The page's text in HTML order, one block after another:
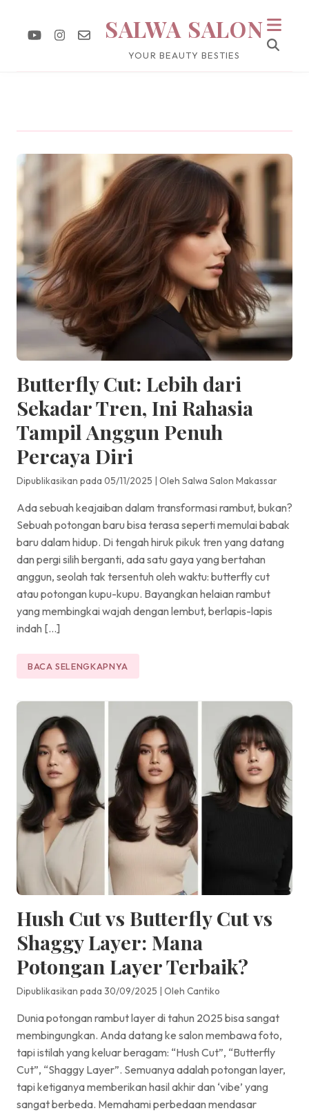
SALWA SALON
YOUR BEAUTY BESTIES
Butterfly Cut: Lebih dari
Sekadar Tren, Ini Rahasia
Tampil Anggun Penuh
Percaya Diri
Dipublikasikan pada 05/11/2025 | Oleh Salwa Salon Makassar
Ada sebuah keajaiban dalam transformasi rambut, bukan?
Sebuah potongan baru bisa terasa seperti memulai babak
baru dalam hidup. Di tengah hiruk pikuk tren yang datang
dan pergi silih berganti, ada satu gaya yang bertahan
anggun, seolah tak tersentuh oleh waktu: butterfly cut
atau potongan kupu-kupu. Bayangkan helaian rambut
yang membingkai wajah dengan lembut, berlapis-lapis
indah […]
BACA SELENGKAPNYA
Hush Cut vs Butterfly Cut vs
Shaggy Layer: Mana
Potongan Layer Terbaik?
Dipublikasikan pada 30/09/2025 | Oleh Cantiko
Dunia potongan rambut layer di tahun 2025 bisa sangat
membingungkan. Anda datang ke salon membawa foto,
tapi istilah yang keluar beragam: “Hush Cut”, “Butterfly
Cut”, “Shaggy Layer”. Semuanya adalah potongan layer,
tapi ketiganya memberikan hasil akhir dan ‘vibe’ yang
sangat berbeda. Memahami perbedaan mendasar